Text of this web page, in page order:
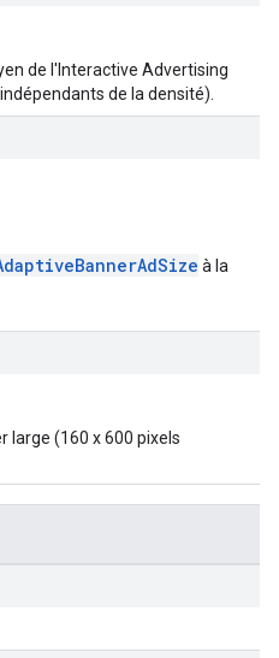
de l'Interactive Advertising
de la densité).
à la
large (160 x 600 pixels